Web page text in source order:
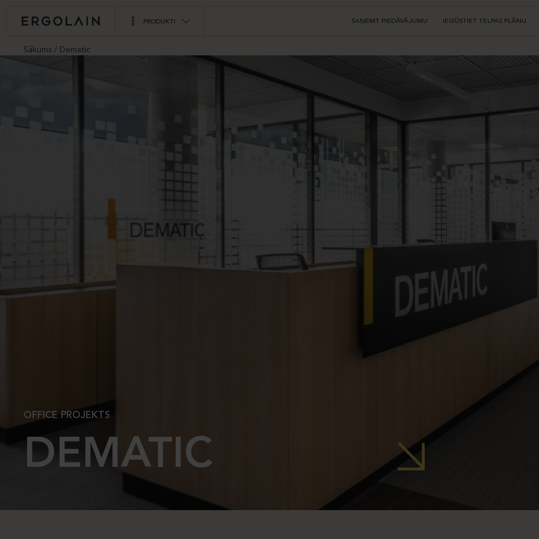
PRODUKTI SAŅEMT PIEDĀVĀJUMU IEGŪSTIET TELPAS PLĀNU
Sākums Dematic
OFFICE PROJEKTS
DEMATIC